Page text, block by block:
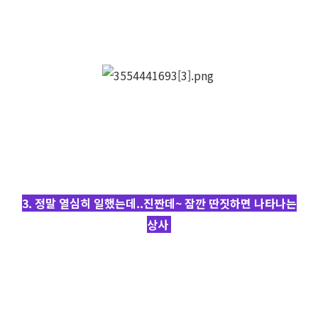
3. 정말 열심히 일했는데..진짠데~ 잠깐 딴짓하면 나타나는
상사